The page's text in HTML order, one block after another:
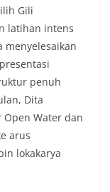
Gili
latihan intens
menyelesaikan
penuh
Dita
Water dan
arus
lokakarya